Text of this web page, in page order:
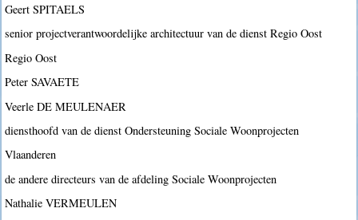
Geert SPITAELS
senior projectverantwoordelijke architectuur van de dienst Regio Oost
Regio Oost
Peter SAVAETE
Veerle DE MEULENAER
diensthoofd van de dienst Ondersteuning Sociale Woonprojecten
Vlaanderen
de andere directeurs van de afdeling Sociale Woonprojecten
Nathalie VERMEULEN